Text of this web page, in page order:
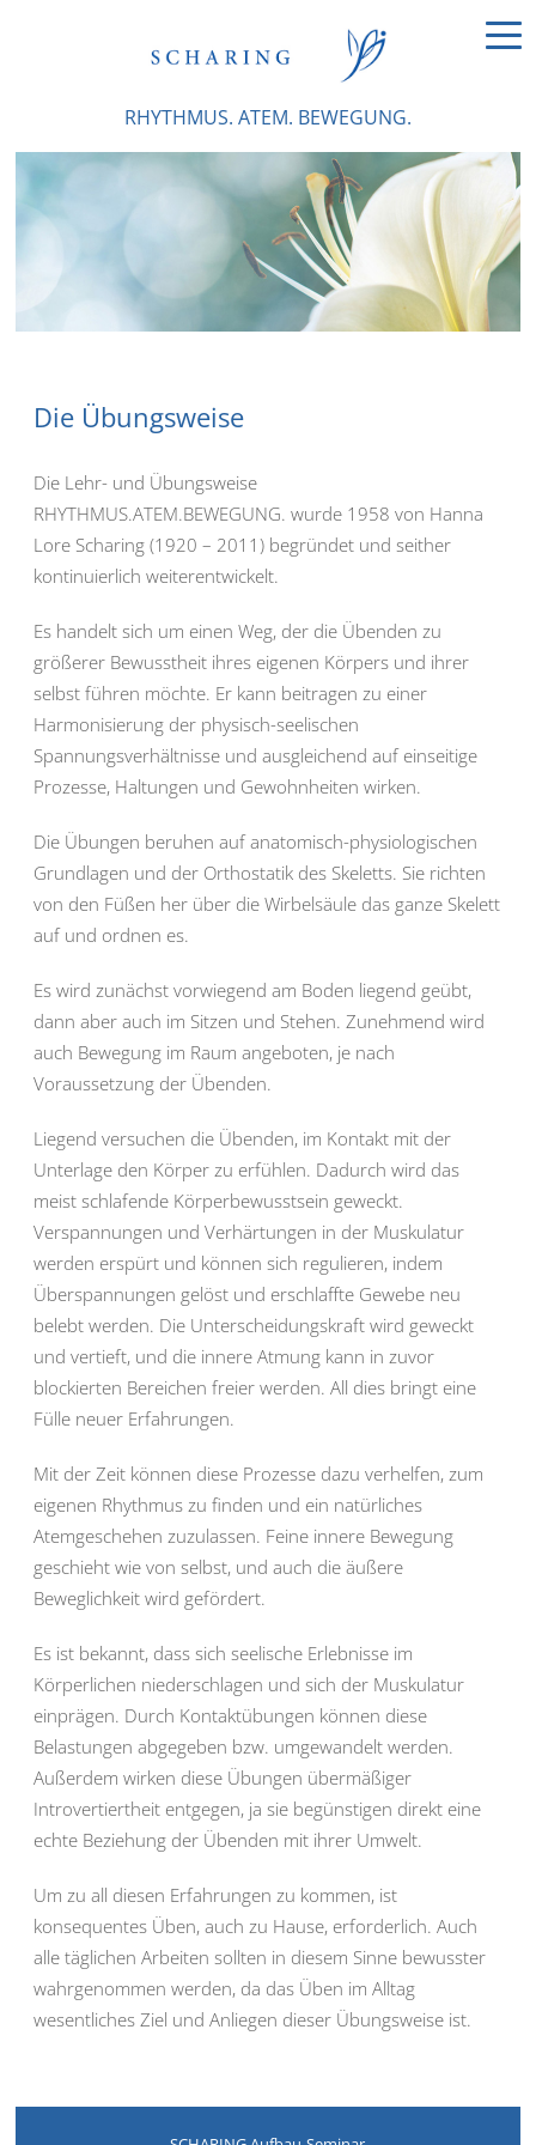
RHYTHMUS. ATEM. BEWEGUNG.
Die Übungsweise
Die Lehr- und Übungsweise
RHYTHMUS.ATEM.BEWEGUNG. wurde 1958 von Hanna
Lore Scharing (1920 – 2011) begründet und seither
kontinuierlich weiterentwickelt.
Es handelt sich um einen Weg, der die Übenden zu
größerer Bewusstheit ihres eigenen Körpers und ihrer
selbst führen möchte. Er kann beitragen zu einer
Harmonisierung der physisch-seelischen
Spannungsverhältnisse und ausgleichend auf einseitige
Prozesse, Haltungen und Gewohnheiten wirken.
Die Übungen beruhen auf anatomisch-physiologischen
Grundlagen und der Orthostatik des Skeletts. Sie richten
von den Füßen her über die Wirbelsäule das ganze Skelett
auf und ordnen es.
Es wird zunächst vorwiegend am Boden liegend geübt,
dann aber auch im Sitzen und Stehen. Zunehmend wird
auch Bewegung im Raum angeboten, je nach
Voraussetzung der Übenden.
Liegend versuchen die Übenden, im Kontakt mit der
Unterlage den Körper zu erfühlen. Dadurch wird das
meist schlafende Körperbewusstsein geweckt.
Verspannungen und Verhärtungen in der Muskulatur
werden erspürt und können sich regulieren, indem
Überspannungen gelöst und erschlaffte Gewebe neu
belebt werden. Die Unterscheidungskraft wird geweckt
und vertieft, und die innere Atmung kann in zuvor
blockierten Bereichen freier werden. All dies bringt eine
Fülle neuer Erfahrungen.
Mit der Zeit können diese Prozesse dazu verhelfen, zum
eigenen Rhythmus zu finden und ein natürliches
Atemgeschehen zuzulassen. Feine innere Bewegung
geschieht wie von selbst, und auch die äußere
Beweglichkeit wird gefördert.
Es ist bekannt, dass sich seelische Erlebnisse im
Körperlichen niederschlagen und sich der Muskulatur
einprägen. Durch Kontaktübungen können diese
Belastungen abgegeben bzw. umgewandelt werden.
Außerdem wirken diese Übungen übermäßiger
Introvertiertheit entgegen, ja sie begünstigen direkt eine
echte Beziehung der Übenden mit ihrer Umwelt.
Um zu all diesen Erfahrungen zu kommen, ist
konsequentes Üben, auch zu Hause, erforderlich. Auch
alle täglichen Arbeiten sollten in diesem Sinne bewusster
wahrgenommen werden, da das Üben im Alltag
wesentliches Ziel und Anliegen dieser Übungsweise ist.